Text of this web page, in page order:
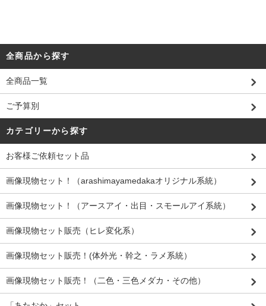
全商品から探す
全商品一覧
ご予算別
カテゴリーから探す
お客様ご依頼セット品
画像現物セット！（arashimayamedakaオリジナル系統）
画像現物セット！（アースアイ・出目・スモールアイ系統）
画像現物セット販売（ヒレ変化系）
画像現物セット販売！(体外光・幹之・ラメ系統）
画像現物セット販売！（二色・三色メダカ・その他）